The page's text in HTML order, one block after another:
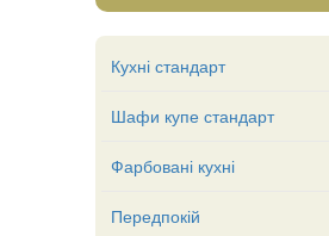
Кухні стандарт
Шафи купе стандарт
Фарбовані кухні
Передпокій